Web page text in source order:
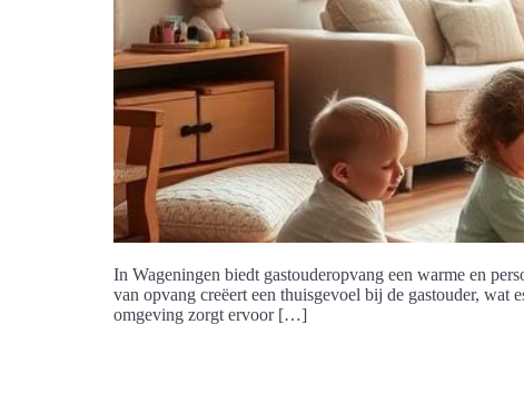
In Wageningen biedt gastouderopvang een warme en
van opvang creëert een thuisgevoel bij de gastouder,
omgeving zorgt ervoor […]